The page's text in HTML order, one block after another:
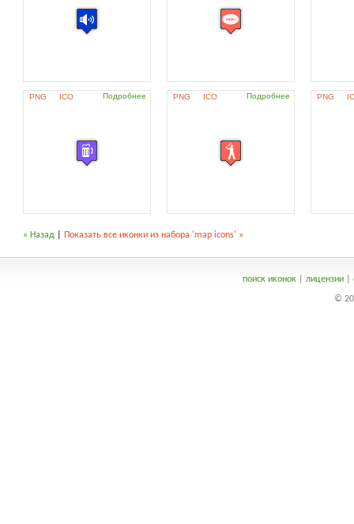
PNG ICO Подробнее PNG ICO Подробнее PNG
« Назад Показать все иконки из набора 'map icons' »
поиск иконок| лицензии|
©